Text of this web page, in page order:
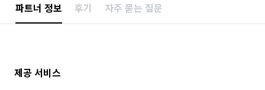
파트너 정보 후기 자주 묻는 질문
제공 서비스